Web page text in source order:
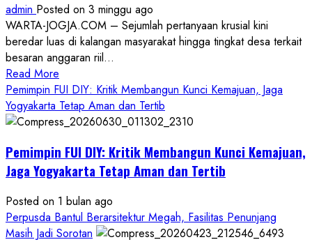
admin Posted on 3 minggu ago
WARTA-JOGJA.COM – Sejumlah pertanyaan krusial kini
beredar luas di kalangan masyarakat hingga tingkat desa terkait
besaran anggaran riil...
Read More
more
about
Anggaran
KDMP
Rp1,6
Diduga
Hanya
Separuhnya
Pemimpin FUI DIY: Kritik Membangun Kunci Kemajuan, Jaga
Yogyakarta Tetap Aman dan Tertib
Pemimpin FUI DIY: Kritik Membangun Kunci Kemajuan,
Jaga Yogyakarta Tetap Aman dan Tertib
Posted on 1 bulan ago
Perpusda Bantul Berarsitektur Megah, Fasilitas Penunjang
Masih Jadi Sorotan